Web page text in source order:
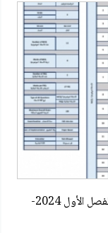
هيكل امتحان الرياضيات الصف الرابع عام ريفيل الفصل الأول 2024-